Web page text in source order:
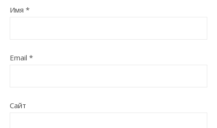
Имя *
Email *
Сайт